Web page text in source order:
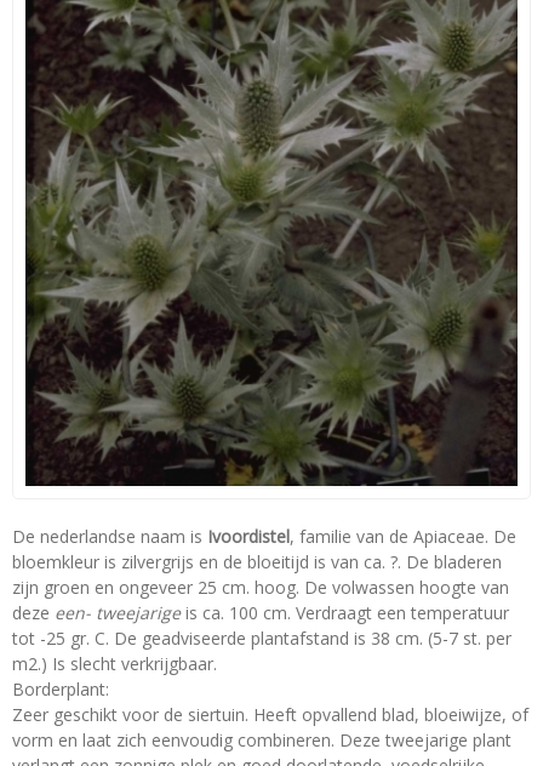
De nederlandse naam is Ivoordistel, familie van de Apiaceae. De
bloemkleur is zilvergrijs en de bloeitijd is van ca. ?. De bladeren
zijn groen en ongeveer 25 cm. hoog. De volwassen hoogte van
deze een- tweejarigeis ca. 100 cm. Verdraagt een temperatuur
tot -25 gr. C. De geadviseerde plantafstand is 38 cm. (5-7 st. per
m2.) Is slecht verkrijgbaar.
Borderplant:
Zeer geschikt voor de siertuin. Heeft opvallend blad, bloeiwijze, of
vorm en laat zich eenvoudig combineren. Deze tweejarige plant